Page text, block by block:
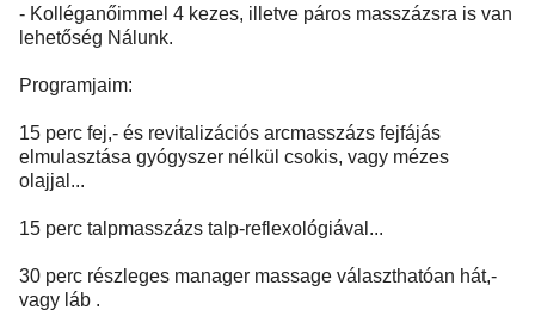
- Kolléganőimmel 4 kezes, illetve páros masszázsra is van
lehetőség Nálunk.
Programjaim:
15 perc fej,- és revitalizációs arcmasszázs fejfájás
elmulasztása gyógyszer nélkül csokis, vagy mézes
olajjal...
15 perc talpmasszázs talp-reflexológiával...
30 perc részleges manager massage választhatóan hát,-
vagy láb .